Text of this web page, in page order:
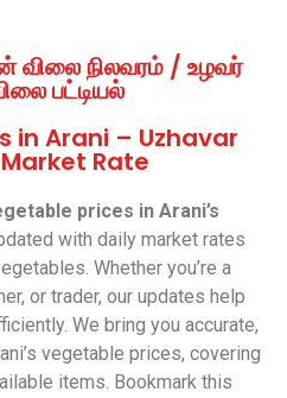
விலை நிலவரம் / உழவர்
பட்டியல்
in Arani – Uzhavar
Rate
prices in Arani’s
with daily market rates
Whether you’re a
or trader, our updates help
We bring you accurate,
vegetable prices, covering
items. Bookmark this